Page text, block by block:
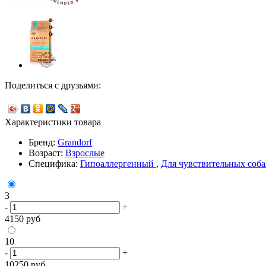
Поделиться с друзьями:
Характеристики товара
Бренд: Grandorf
Возраст: Взрослые
Специфика: Гипоаллергенный , Для чувствительных
3
-
+
4150 руб
10
-
+